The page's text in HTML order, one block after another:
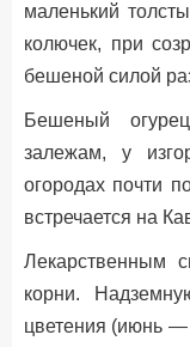
маленький
колючек, при
бешеной силой
Бешеный
залежам, у
огородах почти
встречается на
Лекарственным
корни.
цветения (июнь —